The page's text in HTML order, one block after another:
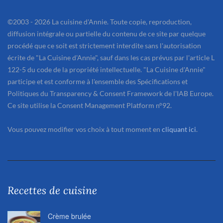
©2003 - 2026 La cuisine d'Annie. Toute copie, reproduction,
diffusion intégrale ou partielle du contenu de ce site par quelque
procédé que ce soit est strictement interdite sans l'autorisation
écrite de "La Cuisine d'Annie", sauf dans les cas prévus par l'article L
122-5 du code de la propriété intellectuelle. "La Cuisine d'Annie"
participe et est conforme à l'ensemble des Spécifications et
Politiques du Transparency & Consent Framework de l'IAB Europe.
Ce site utilise la Consent Management Platform n°92.
Vous pouvez modifier vos choix à tout moment en cliquant ici.
Recettes de cuisine
Crème brulée